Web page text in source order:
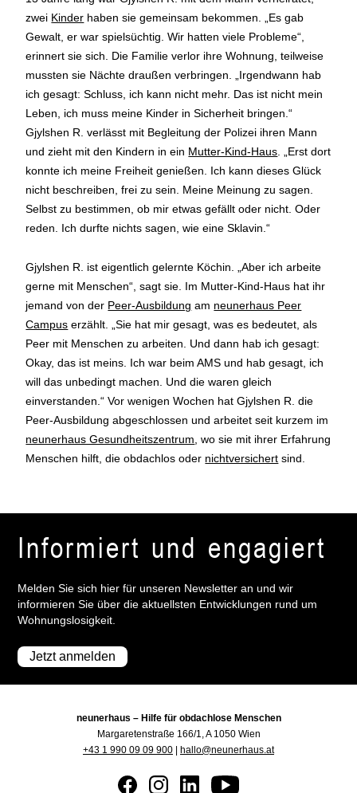
zwei Kinder haben sie gemeinsam bekommen. „Es gab
Gewalt, er war spielsüchtig. Wir hatten viele Probleme“,
erinnert sie sich. Die Familie verlor ihre Wohnung, teilweise
mussten sie Nächte draußen verbringen. „Irgendwann hab
ich gesagt: Schluss, ich kann nicht mehr. Das ist nicht mein
Leben, ich muss meine Kinder in Sicherheit bringen.“
Gjylshen R. verlässt mit Begleitung der Polizei ihren Mann
und zieht mit den Kindern in ein Mutter-Kind-Haus. „Erst dort
konnte ich meine Freiheit genießen. Ich kann dieses Glück
nicht beschreiben, frei zu sein. Meine Meinung zu sagen.
Selbst zu bestimmen, ob mir etwas gefällt oder nicht. Oder
reden. Ich durfte nichts sagen, wie eine Sklavin.“
Gjylshen R. ist eigentlich gelernte Köchin. „Aber ich arbeite
gerne mit Menschen“, sagt sie. Im Mutter-Kind-Haus hat ihr
jemand von der Peer-Ausbildung am neunerhaus Peer
Campus erzählt. „Sie hat mir gesagt, was es bedeutet, als
Peer mit Menschen zu arbeiten. Und dann hab ich gesagt:
Okay, das ist meins. Ich war beim AMS und hab gesagt, ich
will das unbedingt machen. Und die waren gleich
einverstanden.“ Vor wenigen Wochen hat Gjylshen R. die
Peer-Ausbildung abgeschlossen und arbeitet seit kurzem im
neunerhaus Gesundheitszentrum , wo sie mit ihrer Erfahrung
Menschen hilft, die obdachlos oder nichtversichert sind.
Informiert und engagiert
Melden Sie sich hier für unseren Newsletter an und wir
informieren Sie über die aktuellsten Entwicklungen rund um
Wohnungslosigkeit.
Jetzt anmelden
neunerhaus – Hilfe für obdachlose Menschen
Margaretenstraße 166/1, A 1050 Wien
+43 1 990 09 09 900
hallo@neunerhaus.at